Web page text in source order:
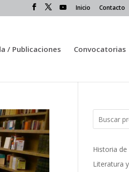
Inicio Contacto
/ Publicaciones Convocatorias
Historia de
Literatura